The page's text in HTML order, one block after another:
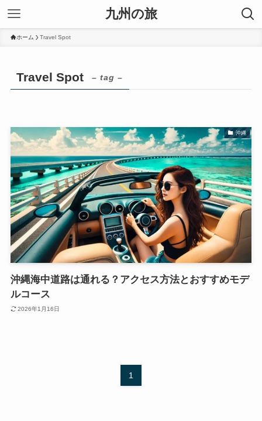
九州の旅
ホーム Travel Spot
Travel Spot – tag –
沖縄
沖縄海中道路は通れる？アクセス方法とおすすめモデ
ルコース
2026年1月16日
1